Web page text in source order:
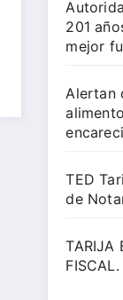
201
mejor
Alertan
TED
de
TARIJA